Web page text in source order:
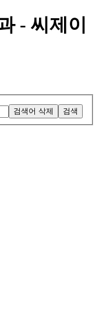
- 씨제이
검색어 삭제 검색